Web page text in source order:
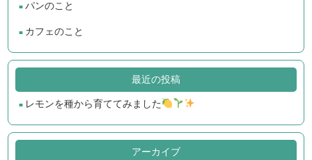
パンのこと
カフェのこと
最近の投稿
レモンを種から育ててみました
アーカイブ